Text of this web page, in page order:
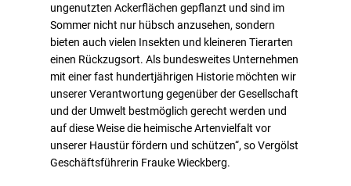
ungenutzten Ackerflächen gepflanzt und sind im
Sommer nicht nur hübsch anzusehen, sondern
bieten auch vielen Insekten und kleineren Tierarten
einen Rückzugsort. Als bundesweites Unternehmen
mit einer fast hundertjährigen Historie möchten wir
unserer Verantwortung gegenüber der Gesellschaft
und der Umwelt bestmöglich gerecht werden und
auf diese Weise die heimische Artenvielfalt vor
unserer Haustür fördern und schützen“, so Vergölst
Geschäftsführerin Frauke Wieckberg.